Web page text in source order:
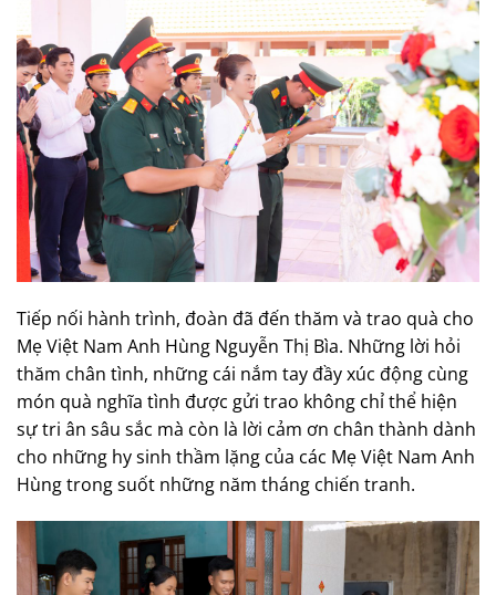
Tiếp nối hành trình, đoàn đã đến thăm và trao quà cho
Mẹ Việt Nam Anh Hùng Nguyễn Thị Bìa. Những lời hỏi
thăm chân tình, những cái nắm tay đầy xúc động cùng
món quà nghĩa tình được gửi trao không chỉ thể hiện
sự tri ân sâu sắc mà còn là lời cảm ơn chân thành dành
cho những hy sinh thầm lặng của các Mẹ Việt Nam Anh
Hùng trong suốt những năm tháng chiến tranh.